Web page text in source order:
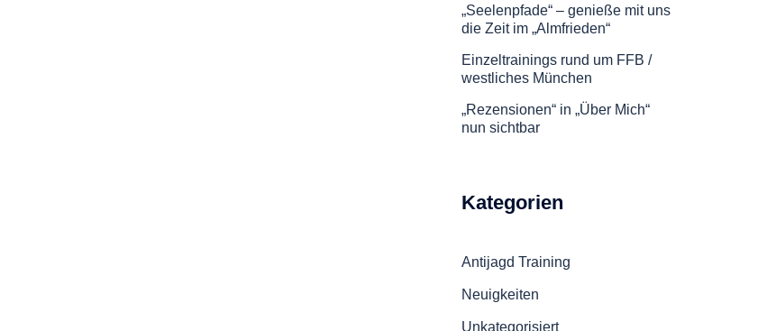
„Seelenpfade“ – genieße mit uns
die Zeit im „Almfrieden“
Einzeltrainings rund um FFB /
westliches München
„Rezensionen“ in „Über Mich“
nun sichtbar
Kategorien
Antijagd Training
Neuigkeiten
Unkategorisiert